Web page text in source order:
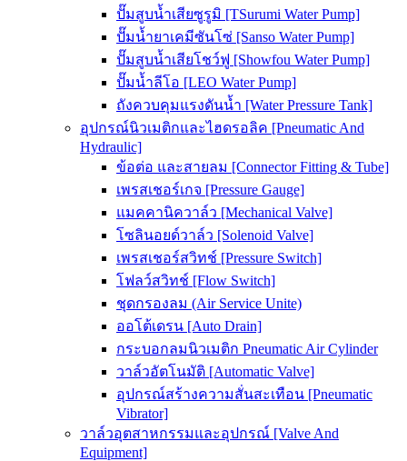
ปั๊มสูบน้ำเสียซูรูมิ [TSurumi Water Pump]
ปั๊มน้ำยาเคมีซันโซ่ [Sanso Water Pump]
ปั๊มสูบน้ำเสียโชว์ฟู [Showfou Water Pump]
ปั๊มน้ำลีโอ [LEO Water Pump]
ถังควบคุมแรงดันน้ำ [Water Pressure Tank]
อุปกรณ์นิวเมติกและไฮดรอลิค [Pneumatic And
Hydraulic]
ข้อต่อ และสายลม [Connector Fitting & Tube]
เพรสเชอร์เกจ [Pressure Gauge]
แมคคานิควาล์ว [Mechanical Valve]
โซลินอยด์วาล์ว [Solenoid Valve]
เพรสเชอร์สวิทช์ [Pressure Switch]
โฟลว์สวิทช์ [Flow Switch]
ชุดกรองลม (Air Service Unite)
ออโต้เดรน [Auto Drain]
กระบอกลมนิวเมติก Pneumatic Air Cylinder
วาล์วอัตโนมัติ [Automatic Valve]
อุปกรณ์สร้างความสั่นสะเทือน [Pneumatic
Vibrator]
วาล์วอุตสาหกรรมและอุปกรณ์ [Valve And
Equipment]